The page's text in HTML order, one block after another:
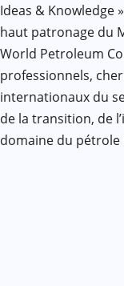
Ideas & Knowledge
haut patronage du
World Petroleum
professionnels,
internationaux du
de la transition, de
domaine du pétrole